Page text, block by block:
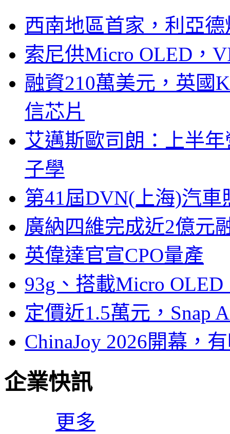
西南地區首家，利亞
索尼供Micro OLED，
融資210萬美元，英國
信芯片
艾邁斯歐司朗：上半
子學
第41屆DVN(上海)汽
廣納四維完成近2億元
英偉達官宣CPO量產
93g、搭載Micro
定價近1.5萬元，Snap
ChinaJoy 2026開幕，
企業快訊
更多